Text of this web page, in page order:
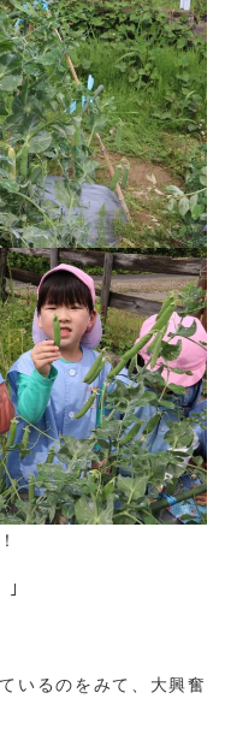
｣
いるのをみて、大興奮